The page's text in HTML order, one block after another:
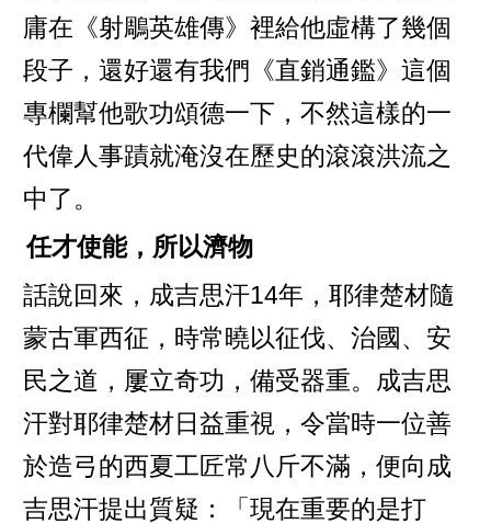
庸在《射鵰英雄傳》裡給他虛構了幾個
段子，還好還有我們《直銷通鑑》這個
專欄幫他歌功頌德一下，不然這樣的一
代偉人事蹟就淹沒在歷史的滾滾洪流之
中了。
任才使能，所以濟物
話說回來，成吉思汗14年，耶律楚材隨
蒙古軍西征，時常曉以征伐、治國、安
民之道，屢立奇功，備受器重。成吉思
汗對耶律楚材日益重視，令當時一位善
於造弓的西夏工匠常八斤不滿，便向成
吉思汗提出質疑：「現在重要的是打